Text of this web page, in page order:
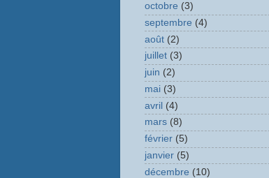
octobre (3)
septembre (4)
août (2)
juillet (3)
juin (2)
mai (3)
avril (4)
mars (8)
février (5)
janvier (5)
décembre (10)